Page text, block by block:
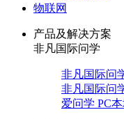
物联网
产品及解决方案
非凡国际问学
非凡国际问
非凡国际问
爱问学 PC